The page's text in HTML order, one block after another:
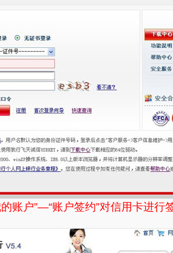
账户”—“账户签约”对信用卡进行